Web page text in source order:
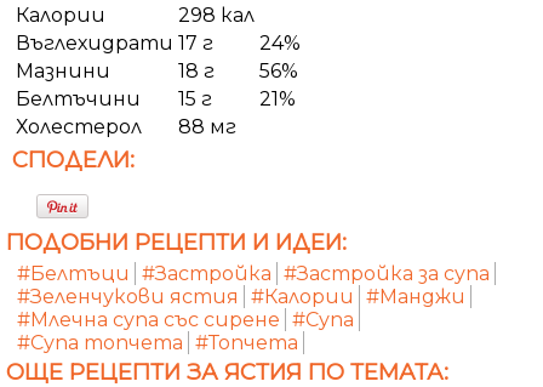
Калории
298 кал
Въглехидрати 17 г
24%
Мазнини
18 г
56%
Белтъчини
15 г
21%
Холестерол
88 мг
СПОДЕЛИ:
ПОДОБНИ РЕЦЕПТИ И ИДЕИ:
#Белтъци #Застройка #Застройка за супа
#Зеленчукови ястия
#Калории
#Манджи
#Млечна супа със сирене #Супа
#Супа топчета #Топчета
ОЩЕ РЕЦЕПТИ ЗА ЯСТИЯ ПО ТЕМАТА: